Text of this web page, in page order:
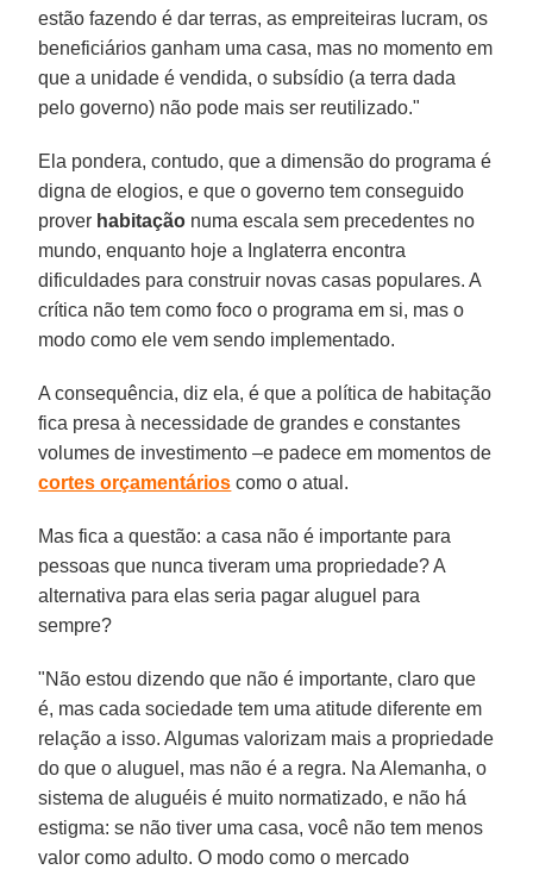
estão fazendo é dar terras, as empreiteiras lucram, os
beneficiários ganham uma casa, mas no momento em
que a unidade é vendida, o subsídio (a terra dada
pelo governo) não pode mais ser reutilizado."
Ela pondera, contudo, que a dimensão do programa é
digna de elogios, e que o governo tem conseguido
prover habitação numa escala sem precedentes no
mundo, enquanto hoje a Inglaterra encontra
dificuldades para construir novas casas populares. A
crítica não tem como foco o programa em si, mas o
modo como ele vem sendo implementado.
A consequência, diz ela, é que a política de habitação
fica presa à necessidade de grandes e constantes
volumes de investimento –e padece em momentos de
cortes orçamentários como o atual.
Mas fica a questão: a casa não é importante para
pessoas que nunca tiveram uma propriedade? A
alternativa para elas seria pagar aluguel para
sempre?
"Não estou dizendo que não é importante, claro que
é, mas cada sociedade tem uma atitude diferente em
relação a isso. Algumas valorizam mais a propriedade
do que o aluguel, mas não é a regra. Na Alemanha, o
sistema de aluguéis é muito normatizado, e não há
estigma: se não tiver uma casa, você não tem menos
valor como adulto. O modo como o mercado